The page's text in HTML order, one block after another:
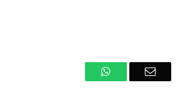
WhatsAppEmail